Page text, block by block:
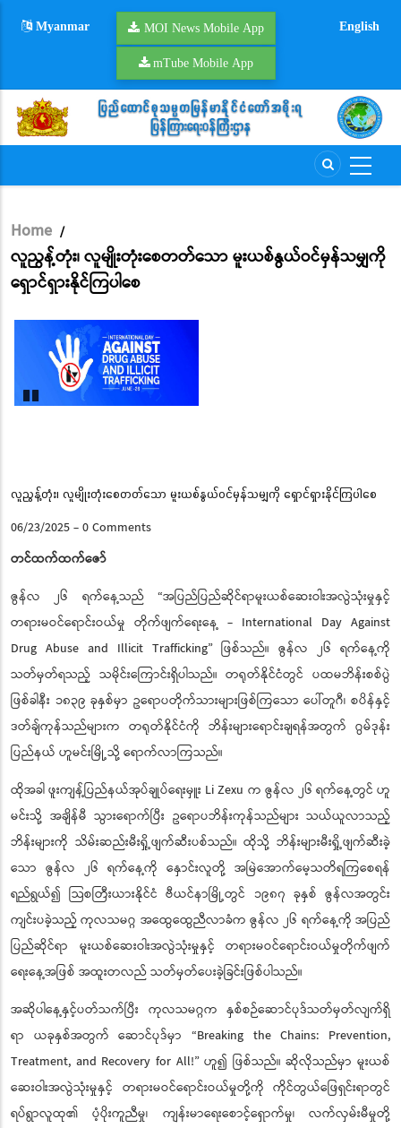
Myanmar MOI News Mobile App
mTube Mobile App
English
Breadcrumb
Home /
လူညွန့်တုံး၊ လူမျိုးတုံးစေတတ်သော မူးယစ်နွယ်ဝင်မှန်သမျှကို
ရှောင်ရှားနိုင်ကြပါစေ
လူညွန့်တုံး၊ လူမျိုးတုံးစေတတ်သော မူးယစ်နွယ်ဝင်မှန်သမျှကို ရှောင်ရှားနိုင်ကြပါစေ
06/23/2025-0 Comments
တင်ထက်ထက်ဇော်
ဇွန်လ ၂၆ ရက်နေ့သည် “အပြည်ပြည်ဆိုင်ရာမူးယစ်ဆေးဝါးအလွဲသုံးမှုနှင့်
တရားမဝင်ရောင်းဝယ်မှု တိုက်ဖျက်ရေးနေ့ - International Day Against
Drug Abuse and Illicit Trafficking” ဖြစ်သည်။ ဇွန်လ ၂၆ ရက်နေ့ကို
သတ်မှတ်ရသည့် သမိုင်းကြောင်းရှိပါသည်။ တရုတ်နိုင်ငံတွင် ပထမဘိန်းစစ်ပွဲ
ဖြစ်ခါနီး ၁၈၃၉ ခုနှစ်မှာ ဥရောပတိုက်သားများဖြစ်ကြသော ပေါ်တူဂီ၊ စပိန်နှင့်
ဒတ်ချ်ကုန်သည်များက တရုတ်နိုင်ငံကို ဘိန်းများရောင်းချရန်အတွက် ဂွမ်ဒုန်း
ပြည်နယ် ဟူမင်းမြို့သို့ ရောက်လာကြသည်။
ထိုအခါ ဖူးကျန့်ပြည်နယ်အုပ်ချုပ်ရေးမှူး Li Zexu က ဇွန်လ ၂၆ ရက်နေ့တွင် ဟူ
မင်းသို့ အချိန်မီ သွားရောက်ပြီး ဥရောပဘိန်းကုန်သည်များ သယ်ယူလာသည့်
ဘိန်းများကို သိမ်းဆည်းမီးရှို့ဖျက်ဆီးပစ်သည်။ ထိုသို့ ဘိန်းများမီးရှို့ဖျက်ဆီးခဲ့
သော ဇွန်လ ၂၆ ရက်နေ့ကို နှောင်းလူတို့ အမြဲအောက်မေ့သတိရကြစေရန်
ရည်ရွယ်၍ သြစတြီးယားနိုင်ငံ ဗီယင်နာမြို့တွင် ၁၉၈၇ ခုနှစ် ဇွန်လအတွင်း
ကျင်းပခဲ့သည့် ကုလသမဂ္ဂ အထွေထွေညီလာခံက ဇွန်လ ၂၆ ရက်နေ့ကို အပြည်
ပြည်ဆိုင်ရာ မူးယစ်ဆေးဝါးအလွဲသုံးမှုနှင့် တရားမဝင်ရောင်းဝယ်မှုတိုက်ဖျက်
ရေးနေ့အဖြစ် အထူးတလည် သတ်မှတ်ပေးခဲ့ခြင်းဖြစ်ပါသည်။
အဆိုပါနေ့နှင့်ပတ်သက်ပြီး ကုလသမဂ္ဂက နှစ်စဉ်ဆောင်ပုဒ်သတ်မှတ်လျက်ရှိ
ရာ ယခုနှစ်အတွက် ဆောင်ပုဒ်မှာ “Breaking the Chains: Prevention,
Treatment, and Recovery for All!” ဟူ၍ ဖြစ်သည်။ ဆိုလိုသည်မှာ မူးယစ်
ဆေးဝါးအလွဲသုံးမှုနှင့် တရားမဝင်ရောင်းဝယ်မှုတို့ကို ကိုင်တွယ်ဖြေရှင်းရာတွင်
ရပ်ရွာလူထု၏ ပံ့ပိုးကူညီမှု၊ ကျန်းမာရေးစောင့်ရှောက်မှု၊ လက်လှမ်းမီမှုတို့